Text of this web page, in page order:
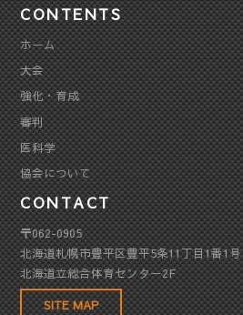
CONTENTS
ホーム
大会
強化・育成
審判
医科学
協会について
CONTACT
〒062-0905
北海道札幌市豊平区豊平5条11丁目1番1号
北海道立総合体育センター2F
SITE MAP